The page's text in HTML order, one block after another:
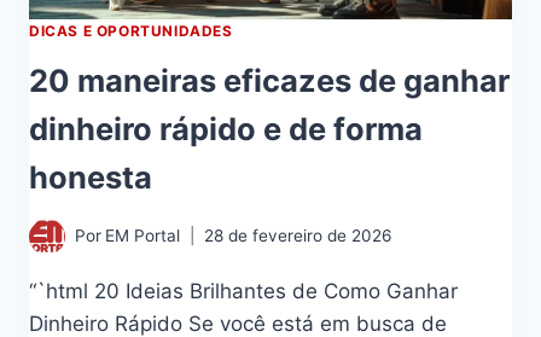
DICAS E OPORTUNIDADES
20 maneiras eficazes de ganhar
dinheiro rápido e de forma
honesta
Por EM Portal 28 de fevereiro de 2026
“`html 20 Ideias Brilhantes de Como Ganhar
Dinheiro Rápido Se você está em busca de